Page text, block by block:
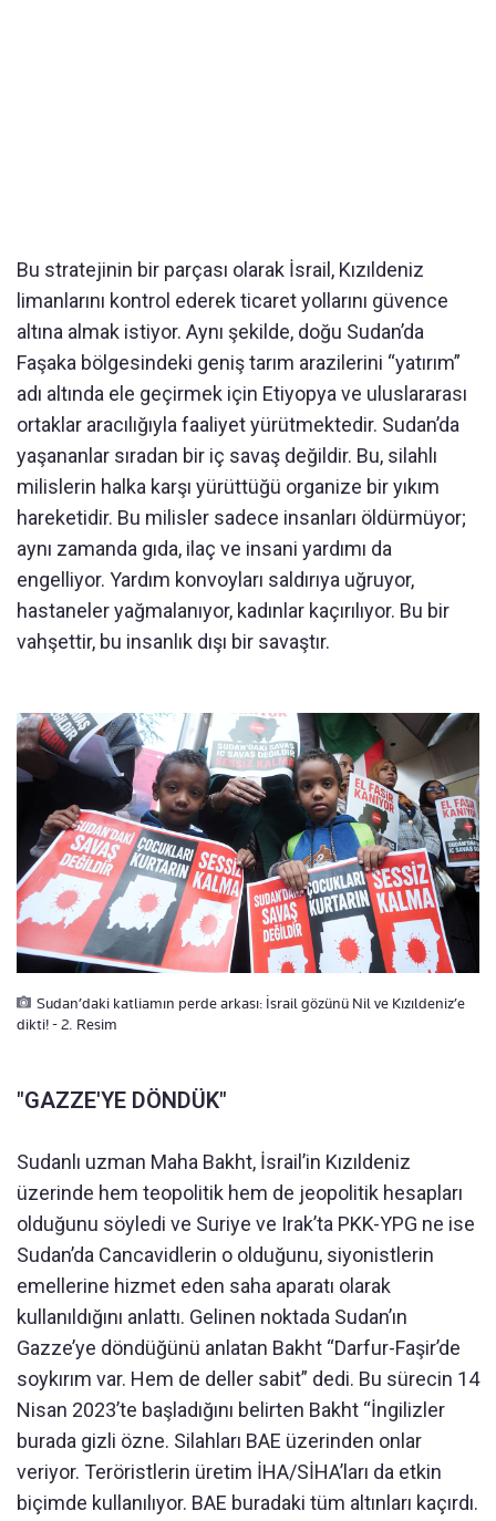
Bu stratejinin bir parçası olarak İsrail, Kızıldeniz
limanlarını kontrol ederek ticaret yollarını güvence
altına almak istiyor. Aynı şekilde, doğu Sudan’da
Faşaka bölgesindeki geniş tarım arazilerini “yatırım”
adı altında ele geçirmek için Etiyopya ve uluslararası
ortaklar aracılığıyla faaliyet yürütmektedir. Sudan’da
yaşananlar sıradan bir iç savaş değildir. Bu, silahlı
milislerin halka karşı yürüttüğü organize bir yıkım
hareketidir. Bu milisler sadece insanları öldürmüyor;
aynı zamanda gıda, ilaç ve insani yardımı da
engelliyor. Yardım konvoyları saldırıya uğruyor,
hastaneler yağmalanıyor, kadınlar kaçırılıyor. Bu bir
vahşettir, bu insanlık dışı bir savaştır.
Sudan’daki katliamın perde arkası: İsrail gözünü Nil ve Kızıldeniz’e
dikti! - 2. Resim
"GAZZE'YE DÖNDÜK"
Sudanlı uzman Maha Bakht, İsrail’in Kızıldeniz
üzerinde hem teopolitik hem de jeopolitik hesapları
olduğunu söyledi ve Suriye ve Irak’ta PKK-YPG ne ise
Sudan’da Cancavidlerin o olduğunu, siyonistlerin
emellerine hizmet eden saha aparatı olarak
kullanıldığını anlattı. Gelinen noktada Sudan’ın
Gazze’ye döndüğünü anlatan Bakht “Darfur-Faşir’de
soykırım var. Hem de deller sabit” dedi. Bu sürecin 14
Nisan 2023’te başladığını belirten Bakht “İngilizler
burada gizli özne. Silahları BAE üzerinden onlar
veriyor. Teröristlerin üretim İHA/SİHA’ları da etkin
biçimde kullanılıyor. BAE buradaki tüm altınları kaçırdı.